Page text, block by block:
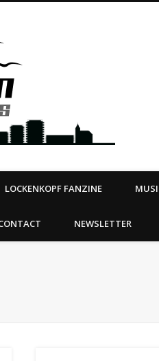
LOCKENKOPF FANZINE
NEWSLETTER